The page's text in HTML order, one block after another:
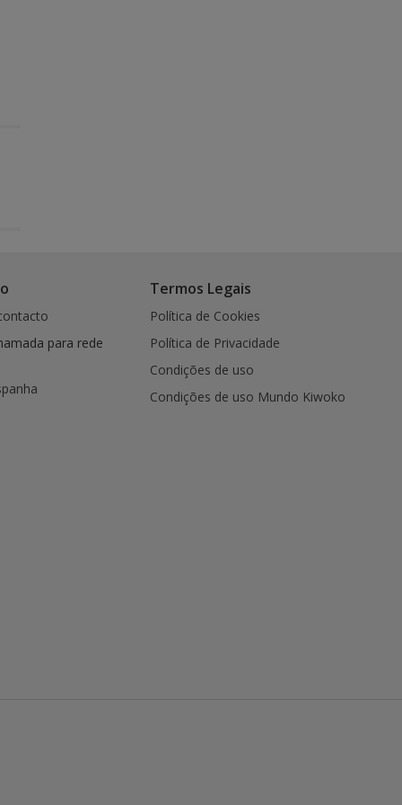
para rede
Termos Legais
Política de Cookies
Política de Privacidade
Condições de uso
Condições de uso Mundo Kiwoko